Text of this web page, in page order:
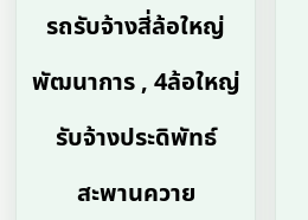
รถรับจ้างสี่ล้อใหญ่
พัฒนาการ , 4ล้อใหญ่
รับจ้างประดิพัทธ์
สะพานควาย